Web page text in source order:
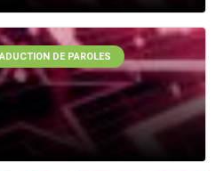
DE PAROLES